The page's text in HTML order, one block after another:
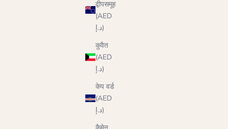
द्वीपसमूह
(AED
د.إ)
कुवैत
(AED
د.إ)
केप वर्ड
(AED
د.إ)